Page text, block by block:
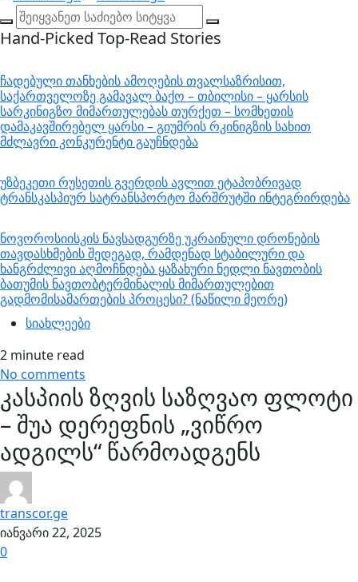
Hand-Picked Top-Read Stories
ჩადებული თანხების ამოღების თვალსაზრისით,
საქართველოზე გამავალ ბაქო – თბილისი – ყარსის
სარკინიგზო მიმართულებას თურქეთ – სომხეთის
დამაკავშირებელ ყარსი – გიუმრის რკინიგზის სახით
მძლავრი კონკურენტი გაუჩნდება
უზბეკეთი რუსეთის გვერდის ავლით ეტაპობრივად
ტრანსკასპიურ სატრანსპორტო მარშრუტში ინტეგრირდება
ნოვოროსიისკის ნავსადგურზე უკრაინული დრონების
თავდასხმების შედეგად, რამდენად სტაბილური და
ხანგრძლივი აღმოჩნდება ყაზახური ნედლი ნავთობის
ბათუმის ნავთობტერმინალის მიმართულებით
გადმომისამართების პროცესი? (ნაწილი მეორე)
სიახლეები
2 minute read
No comments
კასპიის ზღვის საზღვაო ფლოტი
– შუა დერეფნის „ვიწრო
ადგილს“ წარმოადგენს
transcor.ge
იანვარი 22, 2025
0